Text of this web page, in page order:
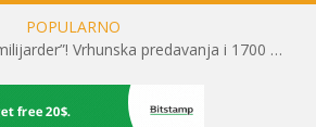
POPULARNO
rast spot Bitcoin ETF-ova